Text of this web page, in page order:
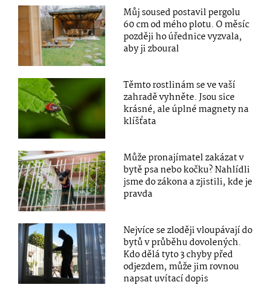
Můj soused postavil pergolu
60 cm od mého plotu. O měsíc
později ho úřednice vyzvala,
aby ji zboural
Těmto rostlinám se ve vaší
zahradě vyhněte. Jsou sice
krásné, ale úplné magnety na
klíšťata
Může pronajímatel zakázat v
bytě psa nebo kočku? Nahlídli
jsme do zákona a zjistili, kde je
pravda
Nejvíce se zloději vloupávají do
bytů v průběhu dovolených.
Kdo dělá tyto 3 chyby před
odjezdem, může jim rovnou
napsat uvítací dopis